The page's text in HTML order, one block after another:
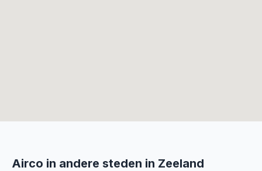
Airco in andere steden in Zeeland